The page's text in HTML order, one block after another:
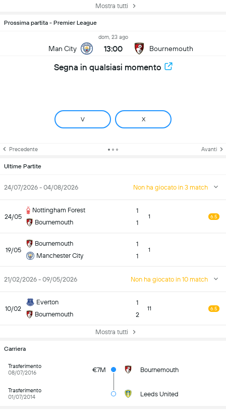
Mostra tutti
Prossima partita - Premier League
Man City
dom, 23 ago
13:00 Bournemouth
Segna in qualsiasi momento
V X
Precedente Avanti
Ultime Partite
24/07/2026 - 04/08/2026 Non ha giocato in 3 match
24/05
Nottingham Forest
Bournemouth
1
1
1 6.5
19/05
Bournemouth
Manchester City
1
1
1
21/02/2026 - 09/05/2026 Non ha giocato in 10 match
10/02
Everton
Bournemouth
1
2
11 6.5
Mostra tutti
Carriera
Trasferimento
08/07/2016
€7M Bournemouth
Trasferimento
01/07/2014
Leeds United